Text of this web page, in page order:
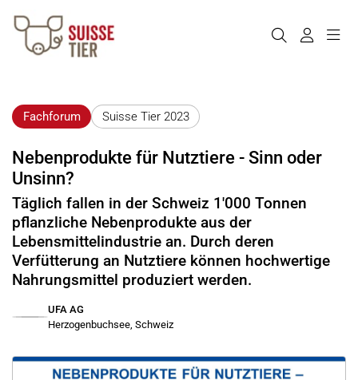
Fachforum Suisse Tier 2023
Nebenprodukte für Nutztiere - Sinn oder
Unsinn?
Täglich fallen in der Schweiz 1'000 Tonnen
pflanzliche Nebenprodukte aus der
Lebensmittelindustrie an. Durch deren
Verfütterung an Nutztiere können hochwertige
Nahrungsmittel produziert werden.
UFA AG
Herzogenbuchsee, Schweiz